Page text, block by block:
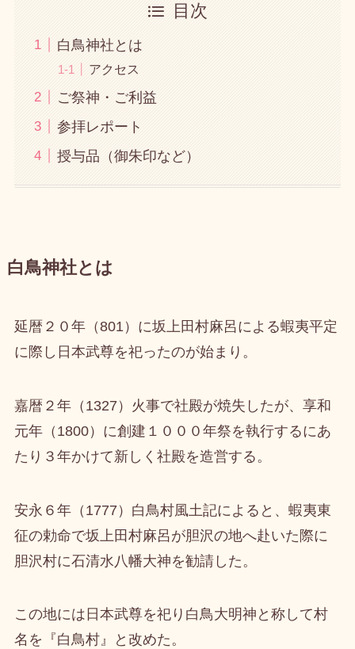
目次
白鳥神社とは
アクセス
ご祭神・ご利益
参拝レポート
授与品（御朱印など）
白鳥神社とは
延暦２０年（801）に坂上田村麻呂による蝦夷平定
に際し日本武尊を祀ったのが始まり。
嘉暦２年（1327）火事で社殿が焼失したが、享和
元年（1800）に創建１０００年祭を執行するにあ
たり３年かけて新しく社殿を造営する。
安永６年（1777）白鳥村風土記によると、蝦夷東
征の勅命で坂上田村麻呂が胆沢の地へ赴いた際に
胆沢村に石清水八幡大神を勧請した。
この地には日本武尊を祀り白鳥大明神と称して村
名を『白鳥村』と改めた。